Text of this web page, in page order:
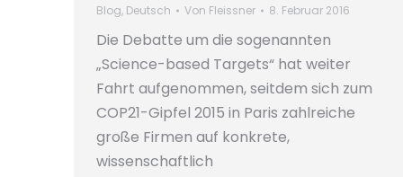
Blog, Deutsch Von Fleissner 8. Februar 2016
Die Debatte um die sogenannten
„Science-based Targets“ hat weiter
Fahrt aufgenommen, seitdem sich zum
COP21-Gipfel 2015 in Paris zahlreiche
große Firmen auf konkrete,
wissenschaftlich